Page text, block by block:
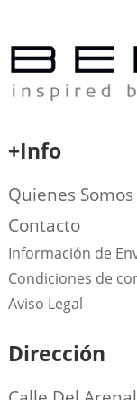
+Info
Quienes Somos
Contacto
Información de
Condiciones de
Aviso Legal
Dirección